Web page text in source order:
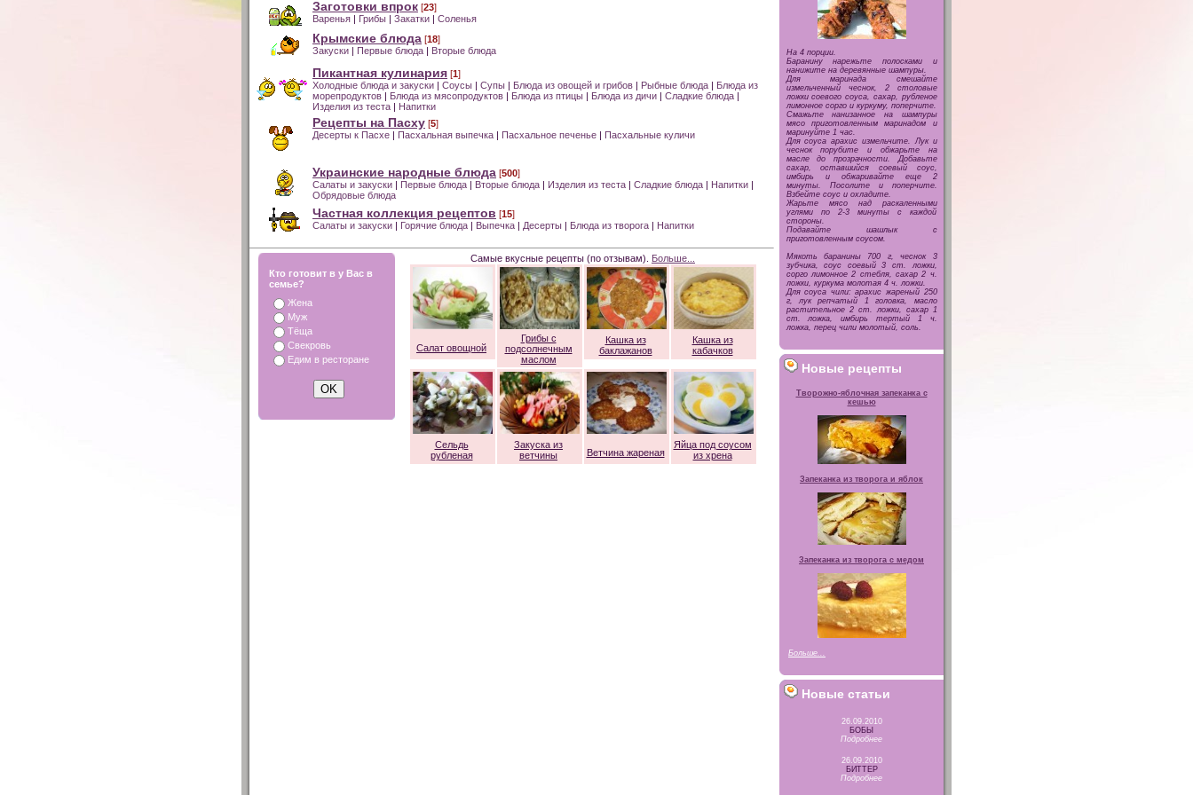
Заготовки впрок [23]
Варенья | Грибы | Закатки | Соленья
Крымские блюда [18]
Закуски | Первые блюда | Вторые блюда
Пикантная кулинария [1]
Холодные блюда и закуски | Соусы | Супы | Блюда из овощей и грибов | Рыбные блюда | Блюда из
морепродуктов | Блюда из мясопродуктов | Блюда из птицы | Блюда из дичи | Сладкие блюда |
Изделия из теста | Напитки
Рецепты на Пасху [5]
Десерты к Пасхе | Пасхальная выпечка | Пасхальное печенье | Пасхальные куличи
Украинские народные блюда [500]
Салаты и закуски | Первые блюда | Вторые блюда | Изделия из теста | Сладкие блюда | Напитки |
Обрядовые блюда
Частная коллекция рецептов [15]
Салаты и закуски | Горячие блюда | Выпечка | Десерты | Блюда из творога | Напитки
Кто готовит в у Вас в
семье?
Жена
Муж
Тёща
Свекровь
Едим в ресторане
Самые вкусные рецепты (по отзывам). Больше...
Салат овощной
Грибы с
подсолнечным
маслом
Кашка из
баклажанов
Кашка из
кабачков
Сельдь
рубленая
Закуска из
ветчины
Ветчина жареная
Яйца под соусом
из хрена
На 4 порции.
Баранину нарежьте полосками и
нанижите на деревянные шампуры.
Для маринада смешайте
измельченный чеснок, 2 столовые
ложки соевого соуса, сахар, рубленое
лимонное сорго и куркуму, поперчите.
Смажьте нанизанное на шампуры
мясо приготовленным маринадом и
маринуйте 1 час.
Для соуса арахис измельчите. Лук и
чеснок порубите и обжарьте на
масле до прозрачности. Добавьте
сахар, оставшийся соевый соус,
имбирь и обжаривайте еще 2
минуты. Посолите и поперчите.
Взбейте соус и охладите.
Жарьте мясо над раскаленными
углями по 2-3 минуты с каждой
стороны.
Подавайте шашлык с
приготовленным соусом.
Мякоть баранины 700 г, чеснок 3
зубчика, соус соевый 3 ст. ложки,
сорго лимонное 2 стебля, сахар 2 ч.
ложки, куркума молотая 4 ч. ложки.
Для соуса чили: арахис жареный 250
г, лук репчатый 1 головка, масло
растительное 2 ст. ложки, сахар 1
ст. ложка, имбирь тертый 1 ч.
ложка, перец чили молотый, соль.
Новые рецепты
Творожно-яблочная запеканка с
кешью
Запеканка из творога и яблок
Запеканка из творога с медом
Больше...
Новые статьи
26.09.2010
БОБЫ
Подробнее
26.09.2010
БИТТЕР
Подробнее